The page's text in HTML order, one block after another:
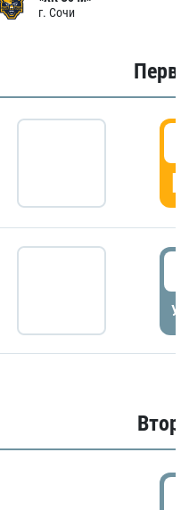
г. Сочи